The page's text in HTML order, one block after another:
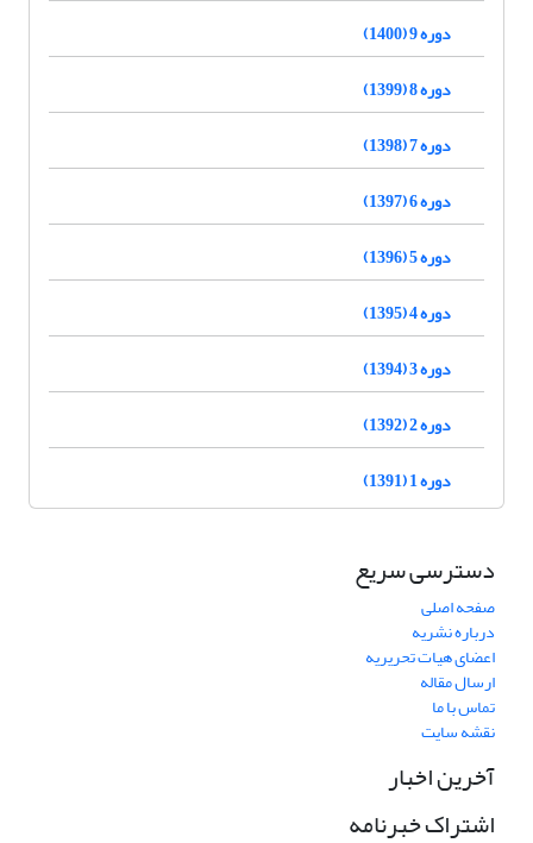
دوره 9 (1400)
دوره 8 (1399)
دوره 7 (1398)
دوره 6 (1397)
دوره 5 (1396)
دوره 4 (1395)
دوره 3 (1394)
دوره 2 (1392)
دوره 1 (1391)
دسترسی سریع
صفحه اصلی
درباره نشریه
اعضای هیات تحریریه
ارسال مقاله
تماس با ما
نقشه سایت
آخرین اخبار
اشتراک خبرنامه